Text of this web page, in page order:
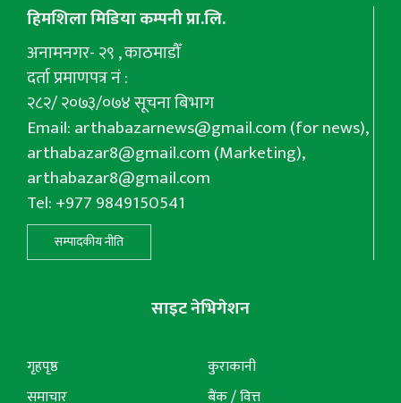
हिमशिला मिडिया कम्पनी प्रा.लि.
अनामनगर- २९ , काठमाडौँ
दर्ता प्रमाणपत्र नं :
२८२/ २०७३/०७४ सूचना बिभाग
Email:arthabazarnews@gmail.com(for news),
arthabazar8@gmail.com(Marketing),
arthabazar8@gmail.com
Tel: +977 9849150541
सम्पादकीय नीति
साइट नेभिगेशन
गृहपृष्ठ
समाचार
कुराकानी
बैंक / वित्त